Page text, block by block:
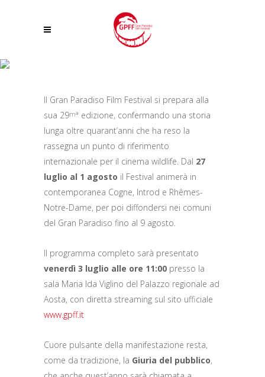
Il Gran Paradiso Film Festival si prepara alla
sua 29mª edizione, confermando una storia
lunga oltre quarant’anni che ha reso la
rassegna un punto di riferimento
internazionale per il cinema wildlife. Dal 27
luglio al 1 agosto il Festival animerà in
contemporanea Cogne, Introd e Rhêmes-
Notre-Dame, per poi diffondersi nei comuni
del Gran Paradiso fino al 9 agosto.
Il programma completo sarà presentato
venerdì 3 luglio alle ore 11:00 presso la
sala Maria Ida Viglino del Palazzo regionale ad
Aosta, con diretta streaming sul sito ufficiale
www.gpff.it
Cuore pulsante della manifestazione resta,
come da tradizione, la Giuria del pubblico,